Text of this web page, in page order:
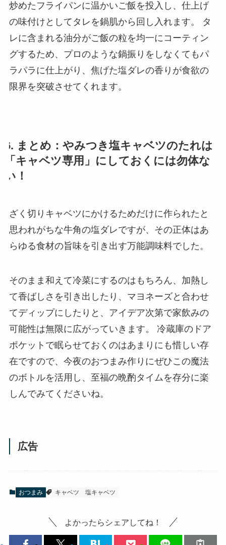
炒めたフライパンに温かいご飯を投入し、仕上げ
の味付けとしてタレを鍋肌から回し入れます。 タ
レに含まれる油分がご飯の粒を均一にコーティン
グするため、プロのような鍋振りをしなくてもパ
ラパラに仕上がり、焦げた塩ダレの香りが食欲の
限界を突破させてくれます。
6. まとめ：やみつき塩キャベツのたれは
「キャベツ専用」にしておくには勿体な
い！
ざく切りキャベツにかけるためだけに作られたと
思われがちな牛角の塩ダレですが、その正体はあ
らゆる食材の旨味を引き出す万能調味料でした。
そのまま和えて冷菜にするのはもちろん、加熱し
て香ばしさを引き出したり、マヨネーズと合わせ
てディップにしたりと、アイデア次第で家飲みの
可能性は無限に広がっていきます。 冷蔵庫のドア
ポケットで眠らせておくのはあまりにも惜しい存
在ですので、今夜のおつまみ作りにぜひこの魔法
のボトルを活用し、至福の晩酌タイムを存分に楽
しんでみてくださいね。
広告
おつまみ キャベツ 塩キャベツ
よかったらシェアしてね！